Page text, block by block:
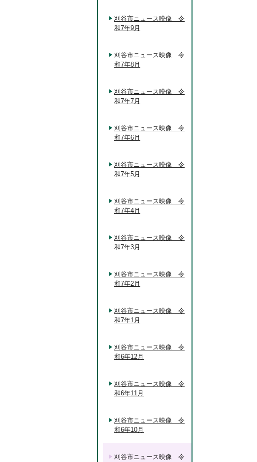
刈谷市ニュース映像 令
和7年9月
刈谷市ニュース映像 令
和7年8月
刈谷市ニュース映像 令
和7年7月
刈谷市ニュース映像 令
和7年6月
刈谷市ニュース映像 令
和7年5月
刈谷市ニュース映像 令
和7年4月
刈谷市ニュース映像 令
和7年3月
刈谷市ニュース映像 令
和7年2月
刈谷市ニュース映像 令
和7年1月
刈谷市ニュース映像 令
和6年12月
刈谷市ニュース映像 令
和6年11月
刈谷市ニュース映像 令
和6年10月
刈谷市ニュース映像 令